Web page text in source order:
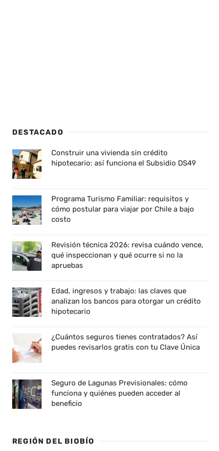
DESTACADO
Construir una vivienda sin crédito
hipotecario: así funciona el Subsidio DS49
Programa Turismo Familiar: requisitos y
cómo postular para viajar por Chile a bajo
costo
Revisión técnica 2026: revisa cuándo vence,
qué inspeccionan y qué ocurre si no la
apruebas
Edad, ingresos y trabajo: las claves que
analizan los bancos para otorgar un crédito
hipotecario
¿Cuántos seguros tienes contratados? Así
puedes revisarlos gratis con tu Clave Única
Seguro de Lagunas Previsionales: cómo
funciona y quiénes pueden acceder al
beneficio
REGIÓN DEL BIOBÍO